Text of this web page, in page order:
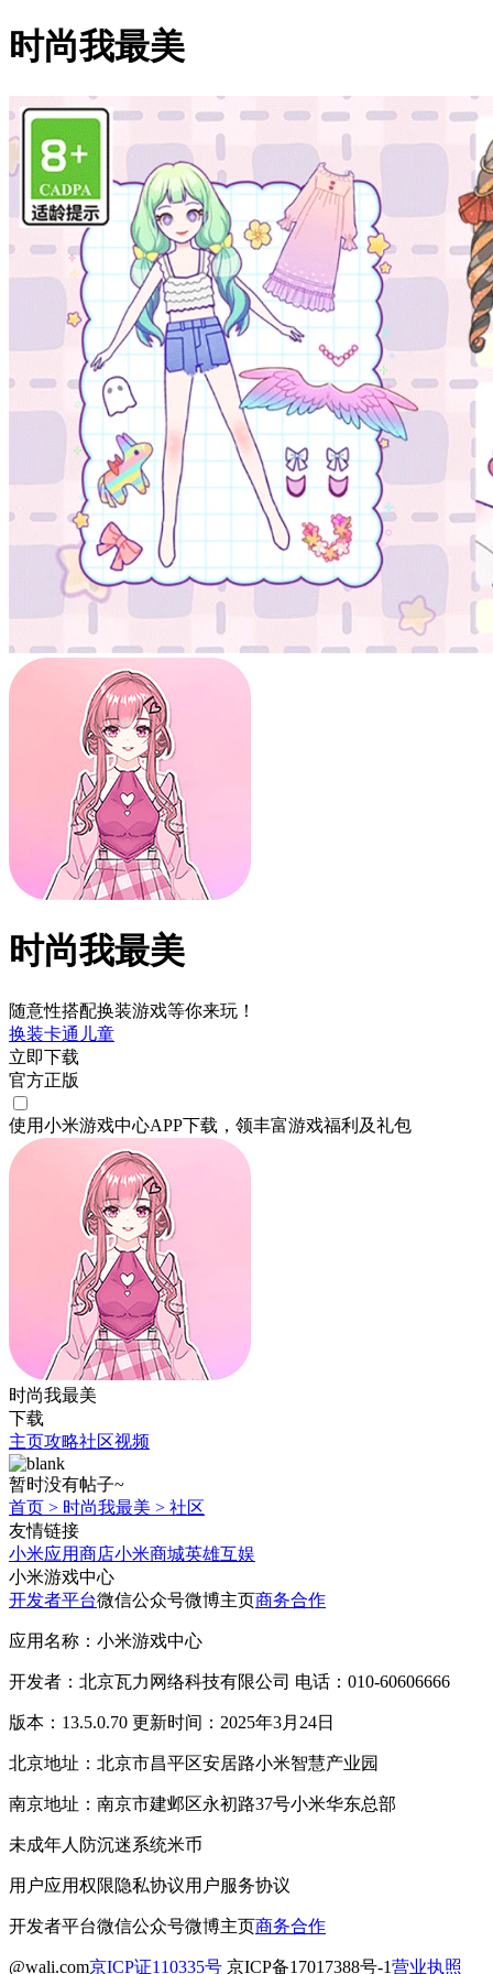
时尚我最美
时尚我最美
随意性搭配换装游戏等你来玩！
换装卡通 儿童
立即下载
官方正版
使用小米游戏中心APP下载 ，领丰富游戏福利 及礼包
时尚我最美
下载
主页攻略社区视频
暂时没有帖子~
首页 > 时尚我最美 > 社区
友情链接
小米应用商店小米商城英雄互娱
小米游戏中心
开发者平台微信公众号微博主页商务合作
应用名称：小米游戏中心
开发者：北京瓦力网络科技有限公司 电话：010-60606666
版本：13.5.0.70 更新时间：2025年3月24日
北京地址：北京市昌平区安居路小米智慧产业园
南京地址：南京市建邺区永初路37号小米华东总部
未成年人防沉迷系统米币
用户应用权限隐私协议用户服务协议
开发者平台微信公众号微博主页商务合作
@wali.com京ICP证110335号 京ICP备17017388号-1营业执照